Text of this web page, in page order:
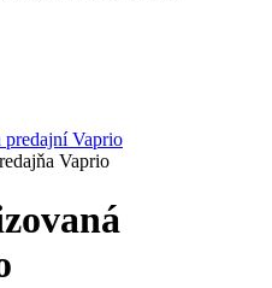
predajní Vaprio
Vaprio